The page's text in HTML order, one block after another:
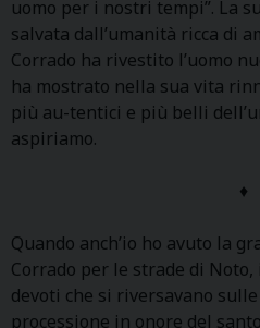
uomo per i nostri tempi”. La
salvata dall’umanità ricca di
Corrado ha rivestito l’uomo
ha mostrato nella sua vita
più au-tentici e più belli
aspiriamo.
♦
Quando anch’io ho avuto la
Corrado per le strade di
devoti che si riversavano
processione in onore del